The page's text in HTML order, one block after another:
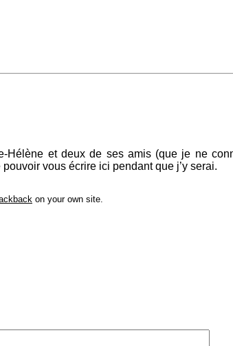
et deux de ses amis (que je ne
vous écrire ici pendant que j’y serai.
on your own site.